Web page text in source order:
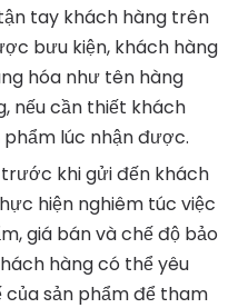
tay khách hàng trên
bưu kiện, khách hàng
hóa như tên hàng
nếu cần thiết khách
lúc nhận được.
khi gửi đến khách
hiện nghiêm túc việc
giá bán và chế độ bảo
hàng có thể yêu
sản phẩm để tham